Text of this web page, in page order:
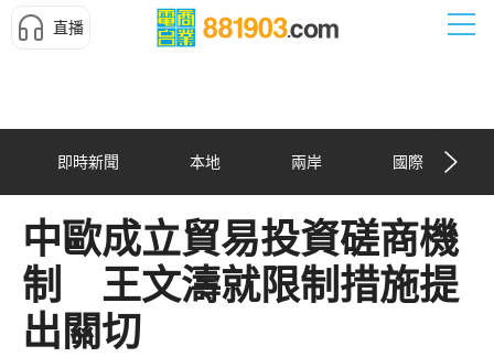
直播
即時新聞 本地 兩岸 國際
中歐成立貿易投資磋商機
制 王文濤就限制措施提
出關切